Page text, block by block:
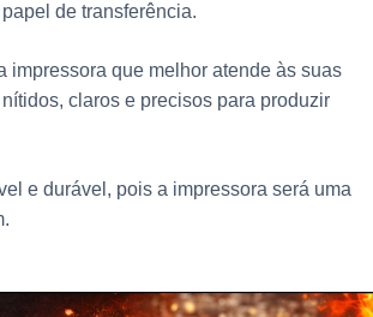
de transferência.
impressora que melhor atende às suas
claros e precisos para produzir
e durável, pois a impressora será uma